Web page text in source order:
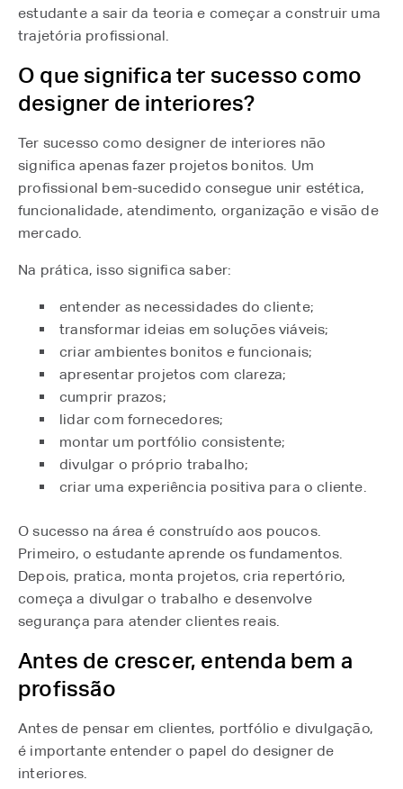
estudante a sair da teoria e começar a construir uma
trajetória profissional.
O que significa ter sucesso como
designer de interiores?
Ter sucesso como designer de interiores não
significa apenas fazer projetos bonitos. Um
profissional bem-sucedido consegue unir estética,
funcionalidade, atendimento, organização e visão de
mercado.
Na prática, isso significa saber:
entender as necessidades do cliente;
transformar ideias em soluções viáveis;
criar ambientes bonitos e funcionais;
apresentar projetos com clareza;
cumprir prazos;
lidar com fornecedores;
montar um portfólio consistente;
divulgar o próprio trabalho;
criar uma experiência positiva para o cliente.
O sucesso na área é construído aos poucos.
Primeiro, o estudante aprende os fundamentos.
Depois, pratica, monta projetos, cria repertório,
começa a divulgar o trabalho e desenvolve
segurança para atender clientes reais.
Antes de crescer, entenda bem a
profissão
Antes de pensar em clientes, portfólio e divulgação,
é importante entender o papel do designer de
interiores.